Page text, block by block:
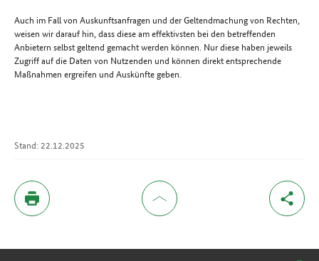
Auch im Fall von Auskunftsanfragen und der Geltendmachung von Rechten,
weisen wir darauf hin, dass diese am effektivsten bei den betreffenden
Anbietern selbst geltend gemacht werden können. Nur diese haben jeweils
Zugriff auf die Daten von Nutzenden und können direkt entsprechende
Maßnahmen ergreifen und Auskünfte geben.
Stand: 22.12.2025